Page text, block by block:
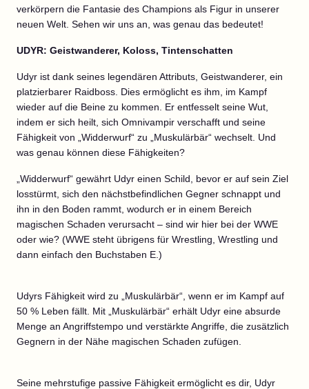
verkörpern die Fantasie des Champions als Figur in unserer
neuen Welt. Sehen wir uns an, was genau das bedeutet!
UDYR: Geistwanderer, Koloss, Tintenschatten
Udyr ist dank seines legendären Attributs, Geistwanderer, ein
platzierbarer Raidboss. Dies ermöglicht es ihm, im Kampf
wieder auf die Beine zu kommen. Er entfesselt seine Wut,
indem er sich heilt, sich Omnivampir verschafft und seine
Fähigkeit von „Widderwurf“ zu „Muskulärbär“ wechselt. Und
was genau können diese Fähigkeiten?
Widderwurf“ gewährt Udyr einen Schild, bevor er auf sein Ziel
losstürmt, sich den nächstbefindlichen Gegner schnappt und
ihn in den Boden rammt, wodurch er in einem Bereich
magischen Schaden verursacht – sind wir hier bei der WWE
oder wie? (WWE steht übrigens für Wrestling, Wrestling und
dann einfach den Buchstaben E.)
Udyrs Fähigkeit wird zu „Muskulärbär“, wenn er im Kampf auf
50 % Leben fällt. Mit „Muskulärbär“ erhält Udyr eine absurde
Menge an Angriffstempo und verstärkte Angriffe, die zusätzlich
Gegnern in der Nähe magischen Schaden zufügen.
Seine mehrstufige passive Fähigkeit ermöglicht es dir, Udyr